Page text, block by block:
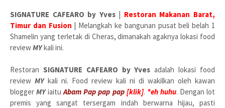
SIGNATURE CAFEARO by Yves| Restoran Makanan Barat,
Timur dan Fusion | Melangkah ke bangunan pusat beli belah 1
Shamelin yang terletak di Cheras, dimanakah agaknya lokasi food
reviewMYkali ini.
Restoran SIGNATURE CAFEARO by Yvesadalah lokasi food
review MYkali ni. Food review kali ni di wakilkan oleh kawan
bloggerMYiaitu Abam Pap pap pap[klik]. *eh huhu. Dengan lot
premis yang sangat tersergam indah berwarna hijau, pasti